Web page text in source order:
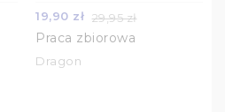
19,90 zł 29,95 zł
Praca zbiorowa
Dragon